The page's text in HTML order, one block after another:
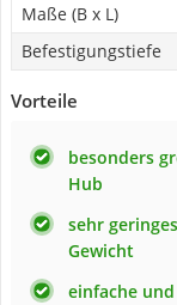
Maße (B x L)
Befestigungstiefe
Vorteile
besonders
Hub
sehr geringes
Gewicht
einfache und